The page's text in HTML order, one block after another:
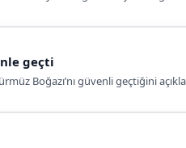
geçti
Boğazı’nı güvenli geçtiğini